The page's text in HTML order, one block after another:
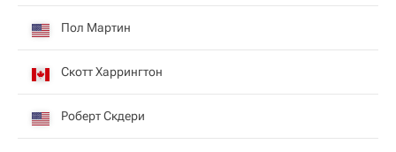
Пол Мартин
Скотт Харрингтон
Роберт Скдери